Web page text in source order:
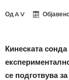
ОдA V
Кинеската сонда
се подготвува